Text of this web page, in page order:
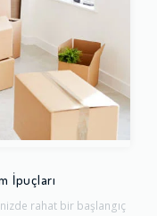
İpuçları
rahat bir başlangıç